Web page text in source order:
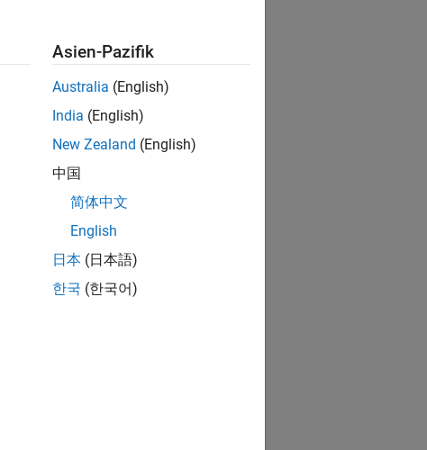
Asien-Pazifik
Australia (English)
India (English)
New Zealand (English)
中国
简体中文
English
日本 (日本語)
한국 (한국어)